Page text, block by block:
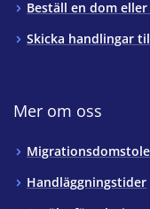
Beställ en dom
Skicka handlingar
Mer om oss
Handläggningstider